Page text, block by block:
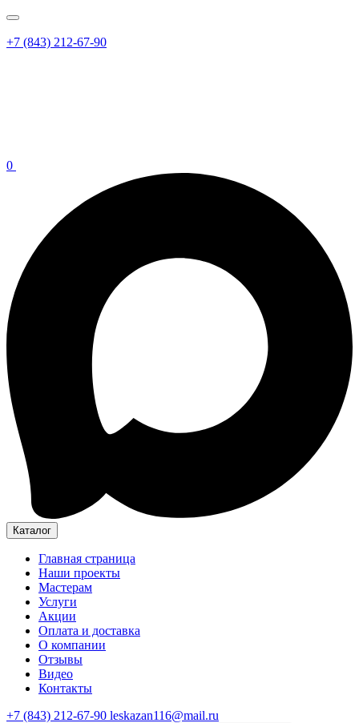
+7 (843) 212-67-90
0
Каталог
Главная страница
Наши проекты
Мастерам
Услуги
Акции
Оплата и доставка
О компании
Отзывы
Видео
Контакты
+7 (843) 212-67-90 leskazan116@mail.ru